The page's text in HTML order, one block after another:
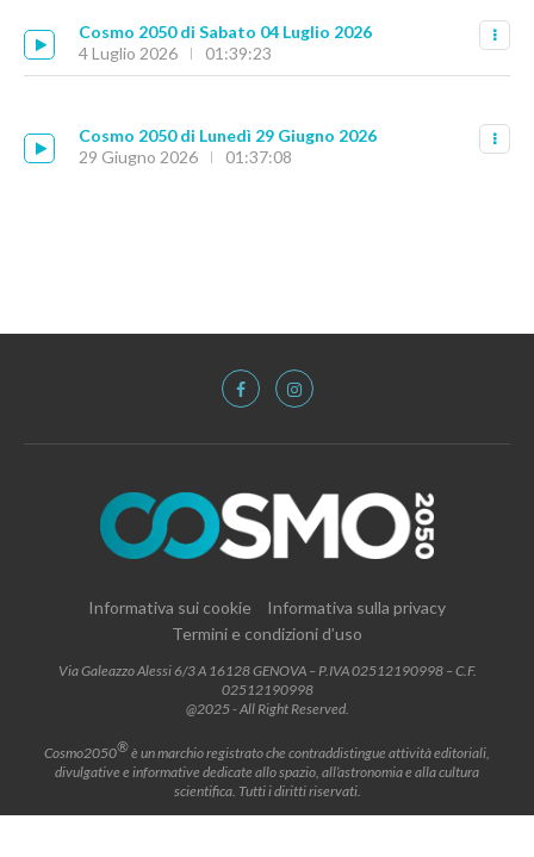
Cosmo 2050 di Sabato 04 Luglio 2026
4 Luglio 2026
01:39:23
Cosmo 2050 di Lunedì 29 Giugno 2026
29 Giugno 2026
01:37:08
Informativa sui cookie
Informativa sulla privacy
Termini e condizioni d’uso
Via Galeazzo Alessi 6/3 A 16128 GENOVA – P.IVA 02512190998 – C.F.
02512190998
@2025 - All Right Reserved.
Cosmo2050®è un marchio registrato che contraddistingue attività editoriali,
divulgative e informative dedicate allo spazio, all’astronomia e alla cultura
scientifica. Tutti i diritti riservati.